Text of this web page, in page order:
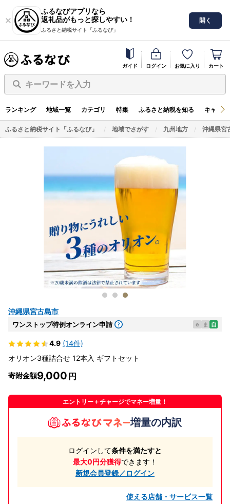
ふるなびアプリなら
返礼品がもっと探しやすい！
ふるさと納税サイト「ふるなび」
開く
ガイド ログイン お気に入り カート
キーワードを入力
ランキング 地域一覧 カテゴリ 特集 ふるさと納税を知る キャン
ふるさと納税サイト「ふるなび」 地域でさがす 九州地方 沖縄県宮
沖縄県宮古島市
ワンストップ特例オンライン申請 e ま 自
4.9 (14件)
オリオン3種詰合せ 12本入 ギフトセット
寄附金額9,000
エントリー＋チャージでマネー増量！
増量の内訳
ログインして条件を満たすと
最大0円分獲得できます！
新規会員登録／ログイン
使える店舗・サービス一覧